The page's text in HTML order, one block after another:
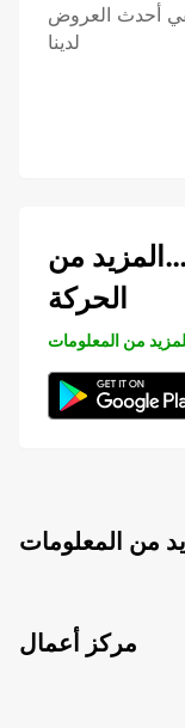
أحدث العروض
لدينا
من
الحركة
من المعلومات
من المعلومات
مركز أعمال